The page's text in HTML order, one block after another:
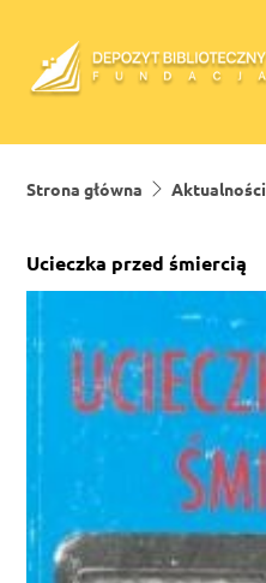
Strona główna Aktualności
Ucieczka przed śmiercią